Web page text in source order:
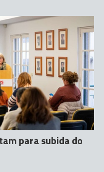
para subida do